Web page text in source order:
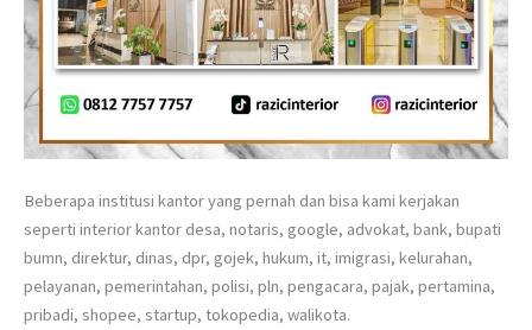
Beberapa institusi kantor yang pernah dan bisa kami kerjakan
seperti interior kantor desa, notaris, google, advokat, bank, bupati
bumn, direktur, dinas, dpr, gojek, hukum, it, imigrasi, kelurahan,
pelayanan, pemerintahan, polisi, pln, pengacara, pajak, pertamina,
pribadi, shopee, startup, tokopedia, walikota.